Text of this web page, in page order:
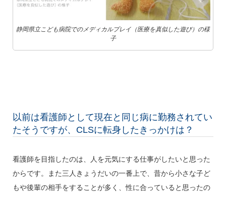
静岡県立こども病院でのメディカルプレイ（医療を真似した遊び）の様
子
以前は看護師として現在と同じ病に勤務されてい
たそうですが、CLSに転身したきっかけは？
看護師を目指したのは、人を元気にする仕事がしたいと思った
からです。また三人きょうだいの一番上で、昔から小さな子ど
もや後輩の相手をすることが多く、性に合っていると思ったの